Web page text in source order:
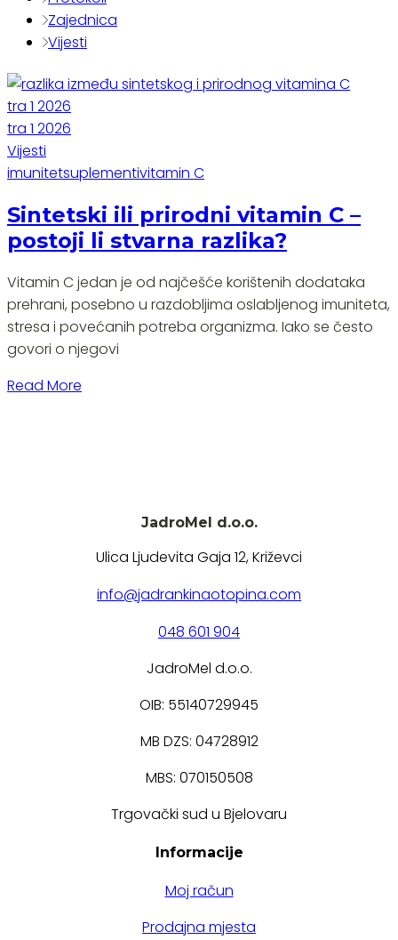
Zajednica
Vijesti
tra 1 2026
tra 1 2026
Vijesti
imunitetsuplementivitamin C
Sintetski ili prirodni vitamin C –
postoji li stvarna razlika?
Vitamin C jedan je od najčešće korištenih dodataka
prehrani, posebno u razdobljima oslabljenog imuniteta,
stresa i povećanih potreba organizma. Iako se često
govori o njegovi
Read More
JadroMel d.o.o.
Ulica Ljudevita Gaja 12, Križevci
info@jadrankinaotopina.com
048 601 904
JadroMel d.o.o.
OIB: 55140729945
MB DZS: 04728912
MBS: 070150508
Trgovački sud u Bjelovaru
Informacije
Moj račun
Prodajna mjesta